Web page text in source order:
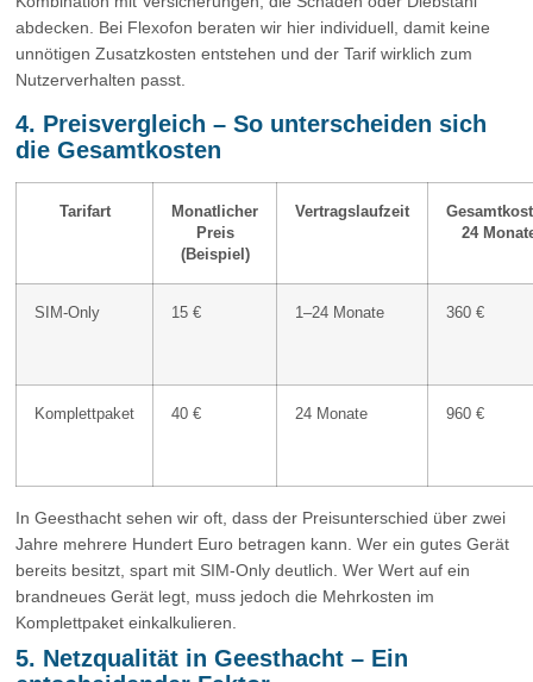
abdecken. Bei Flexofon beraten wir hier individuell, damit keine
unnötigen Zusatzkosten entstehen und der Tarif wirklich zum
Nutzerverhalten passt.
4. Preisvergleich – So unterscheiden sich
die Gesamtkosten
Tarifart
Monatlicher
Preis
(Beispiel)
Vertragslaufzeit
24
SIM-Only 15 € 1–24 Monate 360 €
Komplettpaket 40 € 24 Monate 960 €
In Geesthacht sehen wir oft, dass der Preisunterschied über zwei
Jahre mehrere Hundert Euro betragen kann. Wer ein gutes Gerät
bereits besitzt, spart mit SIM-Only deutlich. Wer Wert auf ein
brandneues Gerät legt, muss jedoch die Mehrkosten im
Komplettpaket einkalkulieren.
5. Netzqualität in Geesthacht – Ein